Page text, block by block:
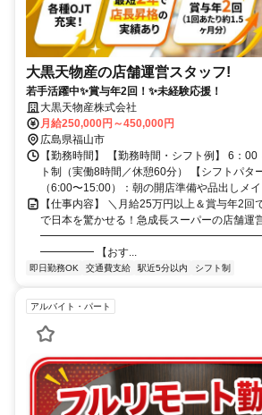
大黒天物産の店舗運営スタッフ!
若手活躍中✨賞与年2回！✨未経験応援！
大黒天物産株式会社
月給250,000円～450,000円
広島県福山市
【勤務時間】 【勤務時間・シフト例】 6：
ト制（実働8時間／休憩60分） 【シフトパタ
（6:00〜15:00）：朝の開店準備や品出しメ
【仕事内容】 ＼月給25万円以上＆賞与年2回
で日本を驚かせる！急成長スーパーの店舗運
━━━━━ 【おす...
即日勤務OK 交通費支給 駅近5分以内 シフト制
アルバイト・パート